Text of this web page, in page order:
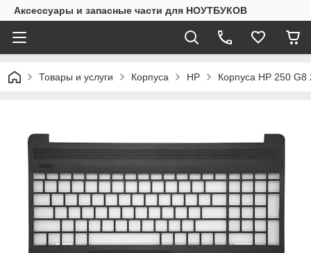
Аксессуары и запасные части для НОУТБУКОВ
Товары и услуги Корпуса HP Корпуса HP 250 G8